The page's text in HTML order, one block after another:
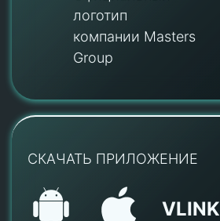
логотип
компании Masters
Group
СКАЧАТЬ ПРИЛОЖЕНИЕ
VLINK